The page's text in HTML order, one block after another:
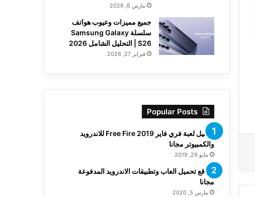
مارس 6, 2026
جميع مميزات وعيوب هواتف
سلسلة Samsung Galaxy
S26 | التحليل الشامل 2026
فبراير 27, 2026
Popular Posts
تحميل لعبة فري فاير Free Fire 2019 للاندرويد
والكمبيوتر مجانا
مايو 29, 2019
مواقع تحميل العاب وتطبيقات الاندرويد المدفوعة
مجانا
مارس 5, 2020